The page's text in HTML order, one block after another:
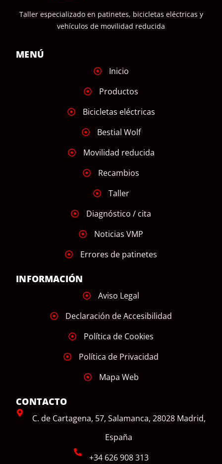
Taller especializado en patinetes, bicicletas eléctricas y
vehículos de movilidad reducida
MENÚ
Inicio
Productos
Bicicletas eléctricas
Bestial Wolf
Movilidad reducida
Recambios
Taller
Diagnóstico / cita
Noticias VMP
Errores de patinetes
INFORMACIÓN
Aviso Legal
Declaración de Accesibilidad
Política de Cookies
Política de Privacidad
Mapa Web
CONTACTO
C. de Cartagena, 57, Salamanca, 28028 Madrid,
España
+34 626 908 313